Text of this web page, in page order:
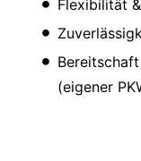
Flexibilität
(eigener